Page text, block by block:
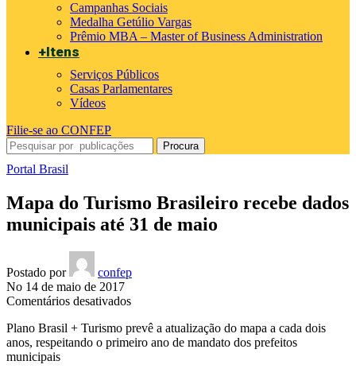
Campanhas Sociais
Medalha Getúlio Vargas
Prêmio MBA – Master of Business Administration
+Itens
Serviços Públicos
Casas Parlamentares
Vídeos
Filie-se ao CONFEP
Procura
Portal Brasil
Mapa do Turismo Brasileiro recebe dados
municipais até 31 de maio
Postado por
confep
No 14 de maio de 2017
Comentários desativadosem
do
Turismo
Plano Brasil + Turismo prevê a atualização do mapa a cada dois
anos, respeitando o primeiro ano de mandato dos prefeitos
municipais